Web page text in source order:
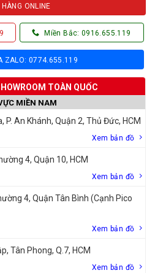
ONLINE
Miền Bắc: 0916.655.119
ZALO: 0774.655.119
TOÀN QUỐC
MIỀN NAM
P. An Khánh, Quận 2, Thủ Đức, HCM
Xem bản đồ
4, Quận 10, HCM
Xem bản đồ
4, Quận Tân Bình (Cạnh Pico
Xem bản đồ
Tân Phong, Q.7, HCM
Xem bản đồ